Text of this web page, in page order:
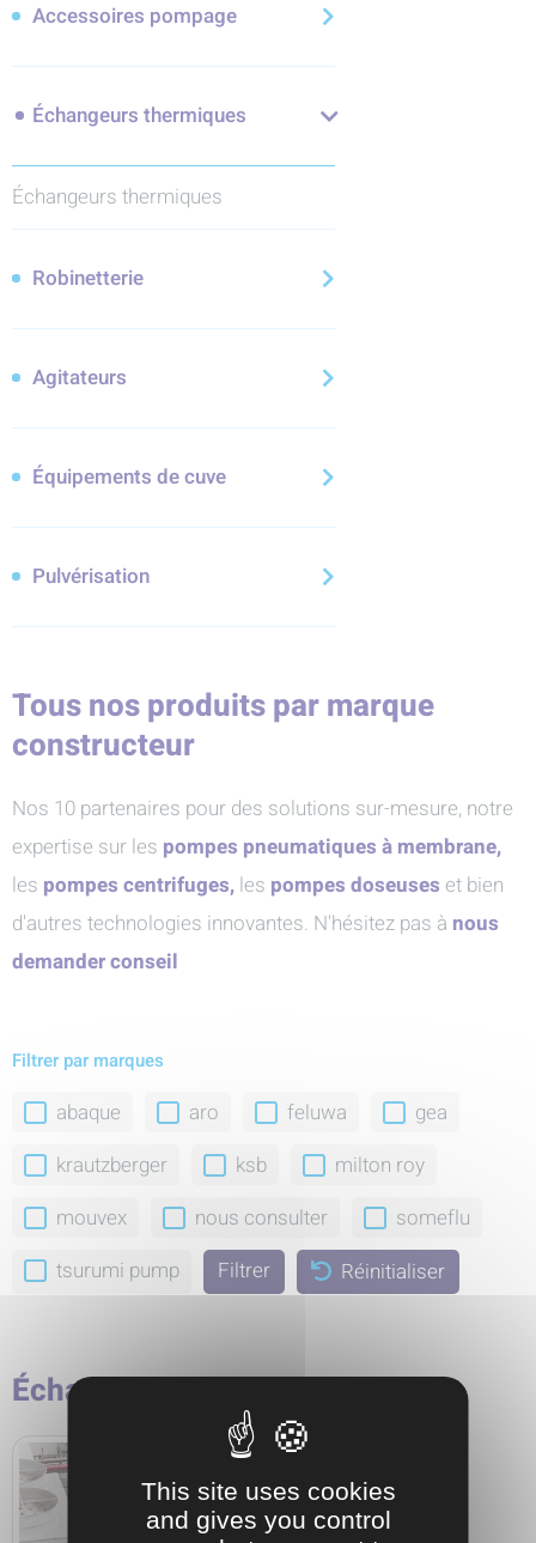
Accessoires pompage
Échangeurs thermiques
Échangeurs thermiques
Robinetterie
Agitateurs
Équipements de cuve
Pulvérisation
Tous nos produits par marque
constructeur
Nos 10 partenaires pour des solutions sur-mesure, notre
expertise sur les pompes pneumatiques à membrane,
les pompes centrifuges, les pompes doseuses et bien
d'autres technologies innovantes. N'hésitez pas à nous
demander conseil
Filtrer par marques
abaque aro feluwa
gea
krautzberger
ksb
milton roy
mouvex
nous consulter
someflu
tsurumi pump
Réinitialiser
Échangeurs thermiques
This site uses cookies
and gives you control